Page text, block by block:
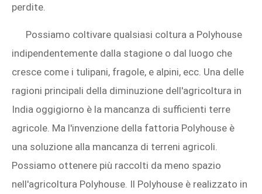
perdite.
Possiamo coltivare qualsiasi coltura a Polyhouse
indipendentemente dalla stagione o dal luogo che
cresce come i tulipani, fragole, e alpini, ecc. Una delle
ragioni principali della diminuzione dell'agricoltura in
India oggigiorno è la mancanza di sufficienti terre
agricole. Ma l'invenzione della fattoria Polyhouse è
una soluzione alla mancanza di terreni agricoli.
Possiamo ottenere più raccolti da meno spazio
nell'agricoltura Polyhouse. Il Polyhouse è realizzato in